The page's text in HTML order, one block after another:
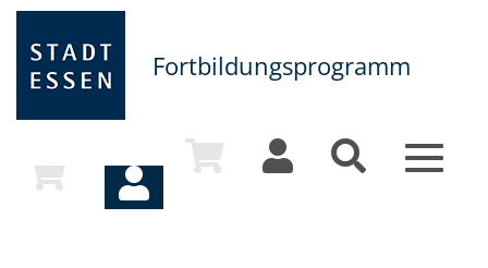
Fortbildungsprogramm
Toggle